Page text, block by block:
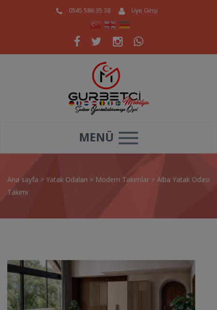
0545 586 35 38 Üye Girişi
MENÜ
Ana sayfa > Yatak Odaları > Modern Takımlar > Alba Yatak Odası
Takımı